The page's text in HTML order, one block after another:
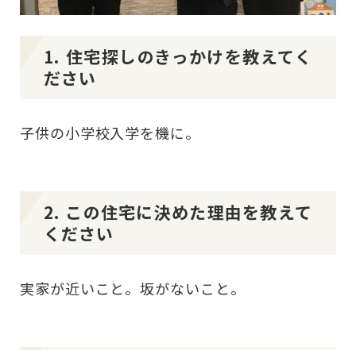
1. 住宅探しのきっかけを教えてく
ださい
子供の小学校入学を機に。
2. この住宅に決めた理由を教えて
ください
実家が近いこと。坂がないこと。